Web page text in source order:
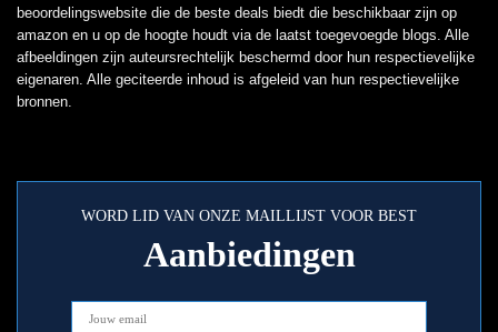
beoordelingswebsite die de beste deals biedt die beschikbaar zijn op
amazon en u op de hoogte houdt via de laatst toegevoegde blogs. Alle
afbeeldingen zijn auteursrechtelijk beschermd door hun respectievelijke
eigenaren. Alle geciteerde inhoud is afgeleid van hun respectievelijke
bronnen.
WORD LID VAN ONZE MAILLIJST VOOR BEST
Aanbiedingen